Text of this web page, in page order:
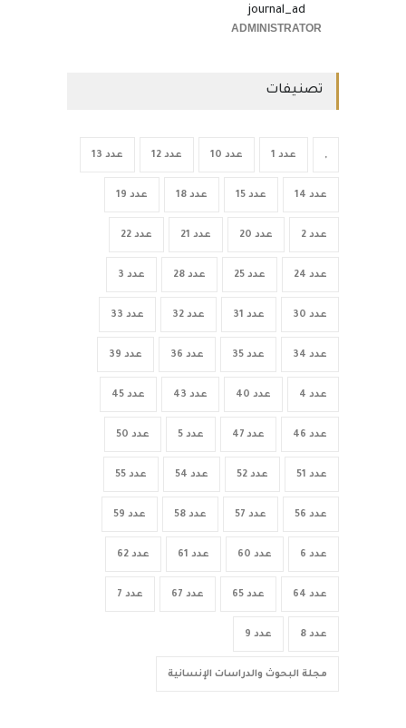
journal_ad
ADMINISTRATOR
تصنيفات
, عدد 1 عدد 10 عدد 12 عدد 13
عدد 14 عدد 15 عدد 18 عدد 19
عدد 2 عدد 20 عدد 21 عدد 22
عدد 24 عدد 25 عدد 28 عدد 3
عدد 30 عدد 31 عدد 32 عدد 33
عدد 34 عدد 35 عدد 36 عدد 39
عدد 4 عدد 40 عدد 43 عدد 45
عدد 46 عدد 47 عدد 5 عدد 50
عدد 51 عدد 52 عدد 54 عدد 55
عدد 56 عدد 57 عدد 58 عدد 59
عدد 6 عدد 60 عدد 61 عدد 62
عدد 64 عدد 65 عدد 67 عدد 7
عدد 8 عدد 9
مجلة البحوث والدراسات الإنسانية